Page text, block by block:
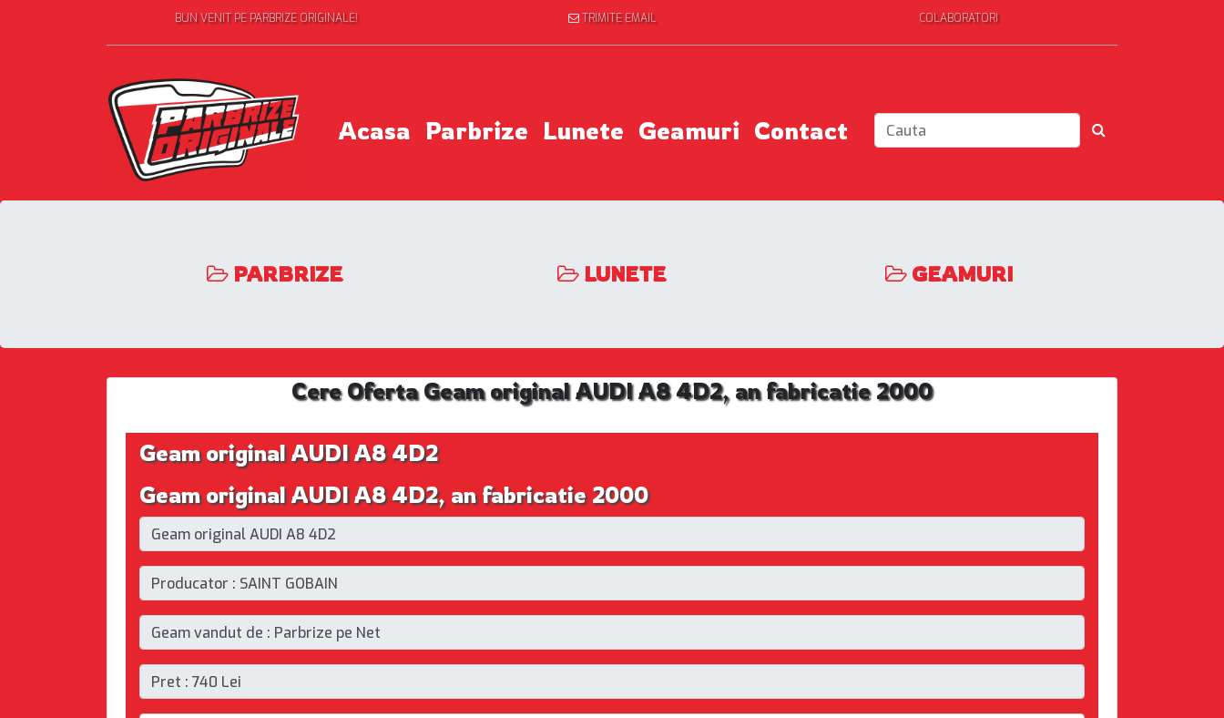
BUN VENIT PE PARBRIZE ORIGINALE! TRIMITE EMAIL COLABORATORI
Acasa Parbrize Lunete Geamuri Contact
PARBRIZE LUNETE GEAMURI
Cere Oferta Geam original AUDI A8 4D2, an fabricatie 2000
Geam original AUDI A8 4D2
Geam original AUDI A8 4D2, an fabricatie 2000